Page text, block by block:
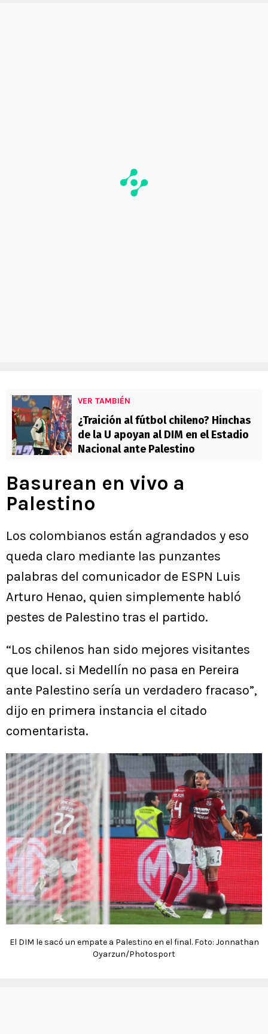
VER TAMBIÉN
¿Traición al fútbol chileno? Hinchas
de la U apoyan al DIM en el Estadio
Nacional ante Palestino
Basurean en vivo a
Palestino
Los colombianos están agrandados y eso
queda claro mediante las punzantes
palabras del comunicador de ESPN Luis
Arturo Henao, quien simplemente habló
pestes de Palestino tras el partido.
“Los chilenos han sido mejores visitantes
que local. si Medellín no pasa en Pereira
ante Palestino sería un verdadero fracaso”,
dijo en primera instancia el citado
comentarista.
El DIM le sacó un empate a Palestino en el final. Foto: Jonnathan
Oyarzun/Photosport